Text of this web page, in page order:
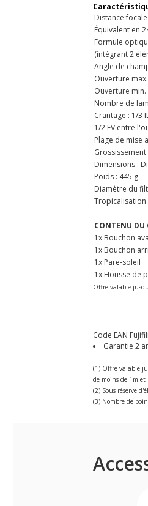
Distance
Équivalent en
Formule
(intégrant 2
Angle de
Ouverture
Ouverture min.
Nombre de
Crantage : 1/3
1/2 EV entre
Plage de mise
Grossissement
Dimensions :
Poids : 445 g
Diamètre du
Tropicalisation
CONTENU DU
1x Bouchon
1x Bouchon
1x Pare-soleil
1x Housse de
Offre valable
Code EAN
Garantie 2
(1) Offre valable
de moins de 1m et
(2) Sous réserve
(3) Nombre de